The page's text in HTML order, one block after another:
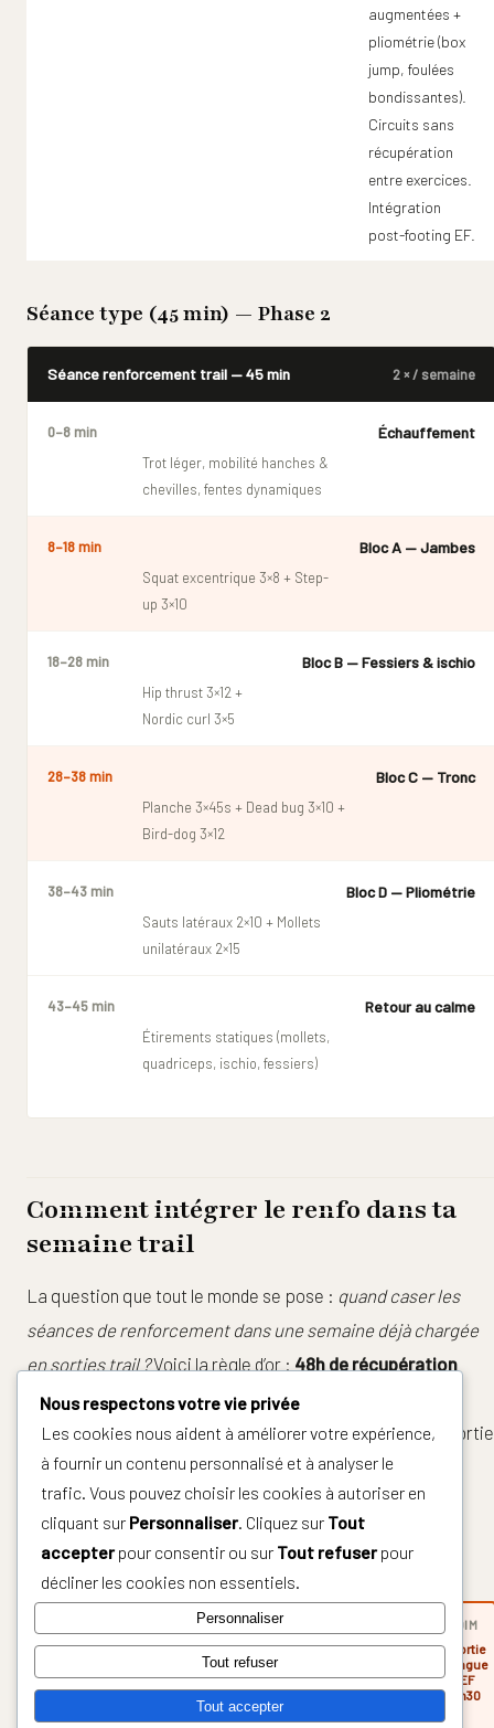
augmentées +
pliométrie (box
jump, foulées
bondissantes).
Circuits sans
récupération
entre exercices.
Intégration
post-footing EF.
Séance type (45 min) — Phase 2
Séance renforcement trail — 45 min 2 × / semaine
0–8 min Échauffement
Trot léger, mobilité hanches &
chevilles, fentes dynamiques
8–18 min Bloc A — Jambes
Squat excentrique 3×8 + Step-
up 3×10
18–28 min Bloc B — Fessiers & ischio
Hip thrust 3×12 +
Nordic curl 3×5
28–38 min Bloc C — Tronc
Planche 3×45s + Dead bug 3×10 +
Bird-dog 3×12
38–43 min Bloc D — Pliométrie
Sauts latéraux 2×10 + Mollets
unilatéraux 2×15
43–45 min Retour au calme
Étirements statiques (mollets,
quadriceps, ischio, fessiers)
Comment intégrer le renfo dans ta
semaine trail
La question que tout le monde se pose : quand caser les
séances de renforcement dans une semaine déjà chargée
en sorties trail ?Voici la règle d’or : 48h de récupération
minimum entre deux séances de renforcement
jamais placer une séance de renfo le même jour qu’une sortie
longue ou un fractionné intense.
Exemple de semaine type — traileur
intermédiaire (5 séances)
Footing
50 min
45 min
MER
Fractionné
JEU
Repos
ou
marche
40 min
Footing
55 min
DIM
Sortie
longue
EF
1h30
Nous respectons votre vie privée
Les cookies nous aident à améliorer votre expérience,
à fournir un contenu personnalisé et à analyser le
trafic. Vous pouvez choisir les cookies à autoriser en
cliquant sur Personnaliser. Cliquez sur Tout
accepterpour consentir ou sur Tout refuserpour
décliner les cookies non essentiels.
Personnaliser
Tout refuser
Tout accepter